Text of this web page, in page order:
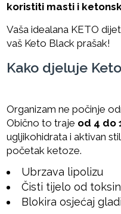
koristiti masti i
Vaša idealana KETO
vaš Keto Black prašak!
Kako djeluje
Organizam ne počinje
Obično to traje od 4 do
ugljikohidrata i aktivan
početak ketoze.
Ubrzava lipolizu
Čisti tijelo od
Blokira osjećaj gladi